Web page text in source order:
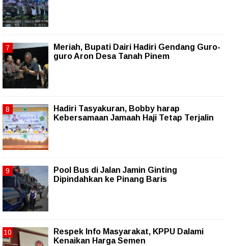
Meriah, Bupati Dairi Hadiri Gendang Guro-
guro Aron Desa Tanah Pinem
Hadiri Tasyakuran, Bobby harap
Kebersamaan Jamaah Haji Tetap Terjalin
Pool Bus di Jalan Jamin Ginting
Dipindahkan ke Pinang Baris
Respek Info Masyarakat, KPPU Dalami
Kenaikan Harga Semen